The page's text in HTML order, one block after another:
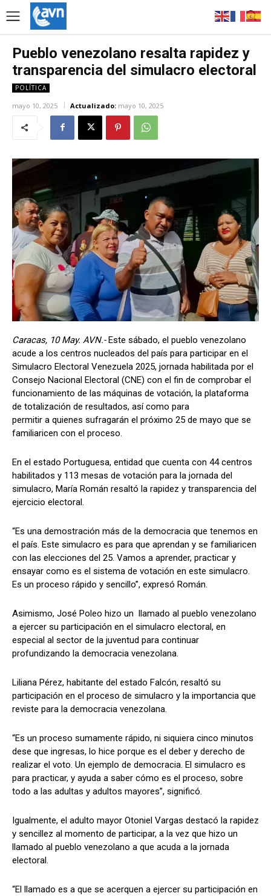
Pueblo venezolano resalta rapidez y
transparencia del simulacro electoral
POLÍTICA
mayo 10, 2025 Actualizado: mayo 10, 2025
Caracas, 10 May. AVN.-Este sábado, el pueblo venezolano
acude a los centros nucleados del país para participar en el
Simulacro Electoral Venezuela 2025, jornada habilitada por el
Consejo Nacional Electoral (CNE) con el fin de comprobar el
funcionamiento de las máquinas de votación, la plataforma
de totalización de resultados, así como para
permitir a quienes sufragarán el próximo 25 de mayo que se
familiaricen con el proceso.
En el estado Portuguesa, entidad que cuenta con 44 centros
habilitados y 113 mesas de votación para la jornada del
simulacro, María Román resaltó la rapidez y transparencia del
ejercicio electoral.
“Es una demostración más de la democracia que tenemos en
el país. Este simulacro es para que aprendan y se familiaricen
con las elecciones del 25. Vamos a aprender, practicar y
ensayar como es el sistema de votación en este simulacro.
Es un proceso rápido y sencillo”, expresó Román.
Asimismo, José Poleo hizo un llamado al pueblo venezolano
a ejercer su participación en el simulacro electoral, en
especial al sector de la juventud para continuar
profundizando la democracia venezolana.
Liliana Pérez, habitante del estado Falcón, resaltó su
participación en el proceso de simulacro y la importancia que
reviste para la democracia venezolana.
“Es un proceso sumamente rápido, ni siquiera cinco minutos
dese que ingresas, lo hice porque es el deber y derecho de
realizar el voto. Un ejemplo de democracia. El simulacro es
para practicar, y ayuda a saber cómo es el proceso, sobre
todo a las adultas y adultos mayores”, significó.
Igualmente, el adulto mayor Otoniel Vargas destacó la rapidez
y sencillez al momento de participar, a la vez que hizo un
llamado al pueblo venezolano a que acuda a la jornada
electoral.
“El llamado es a que se acerquen a ejercer su participación en